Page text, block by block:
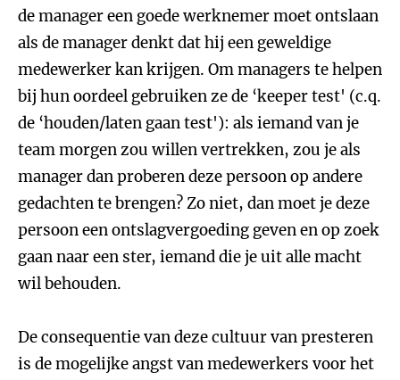
de manager een goede werknemer moet ontslaan
als de manager denkt dat hij een geweldige
medewerker kan krijgen. Om managers te helpen
bij hun oordeel gebruiken ze de ‘keeper test' (c.q.
de ‘houden/laten gaan test'): als iemand van je
team morgen zou willen vertrekken, zou je als
manager dan proberen deze persoon op andere
gedachten te brengen? Zo niet, dan moet je deze
persoon een ontslagvergoeding geven en op zoek
gaan naar een ster, iemand die je uit alle macht
wil behouden.
De consequentie van deze cultuur van presteren
is de mogelijke angst van medewerkers voor het